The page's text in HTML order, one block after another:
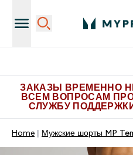
ЗАКАЗЫ ВРЕМЕННО
ВСЕМ ВОПРОСАМ
СЛУЖБУ
Home Мужские шорты MP